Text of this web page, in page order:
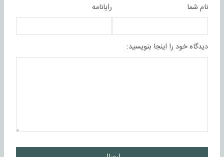
نام شما رایانامه
دیدگاه خود را اینجا بنویسید: